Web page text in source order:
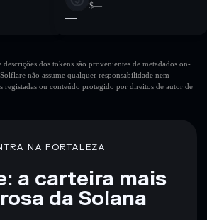
$—
—
dos tokens são provenientes de metadados on-
não assume qualquer responsabilidade nem
registadas ou conteúdo protegido por direitos de autor de
NA FORTALEZA
a carteira mais
da Solana